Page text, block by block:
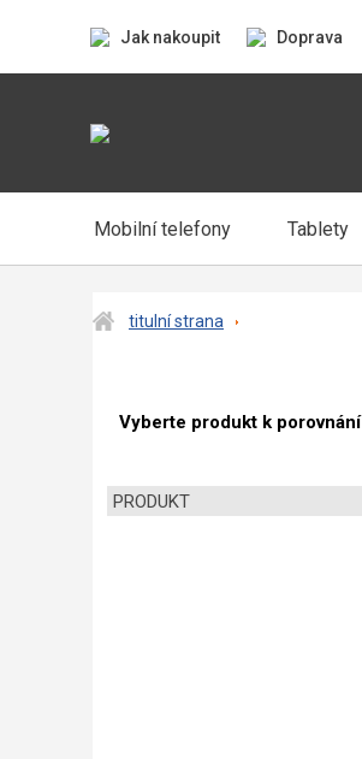
Jak nakoupit Doprava
Mobilní telefony Tablety
titulní strana
Vyberte produkt k porovnání
PRODUKT